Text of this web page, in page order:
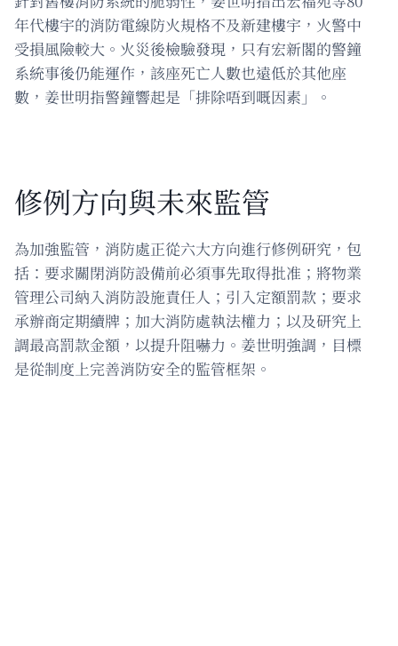
年代樓宇的消防電線防火規格不及新建樓宇，火警中
受損風險較大。火災後檢驗發現，只有宏新閣的警鐘
系統事後仍能運作，該座死亡人數也遠低於其他座
數，姜世明指警鐘響起是「排除唔到嘅因素」。
修例方向與未來監管
為加強監管，消防處正從六大方向進行修例研究，包
括：要求關閉消防設備前必須事先取得批准；將物業
管理公司納入消防設施責任人；引入定額罰款；要求
承辦商定期續牌；加大消防處執法權力；以及研究上
調最高罰款金額，以提升阻嚇力。姜世明強調，目標
是從制度上完善消防安全的監管框架。